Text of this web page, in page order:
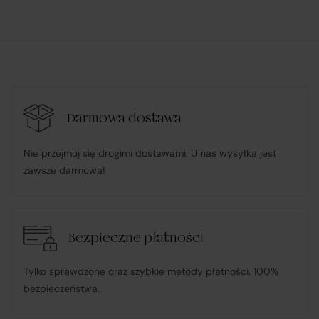
Darmowa dostawa
Nie przejmuj się drogimi dostawami. U nas wysyłka jest
zawsze darmowa!
Bezpieczne płatności
Tylko sprawdzone oraz szybkie metody płatności. 100%
bezpieczeństwa.
działa w imieniu i na rzecz Klienta (na podstawie
udzielonego pełnomocnictwa), składając zamówienie u
Sprzedawcy i dokonując płatności za towar;